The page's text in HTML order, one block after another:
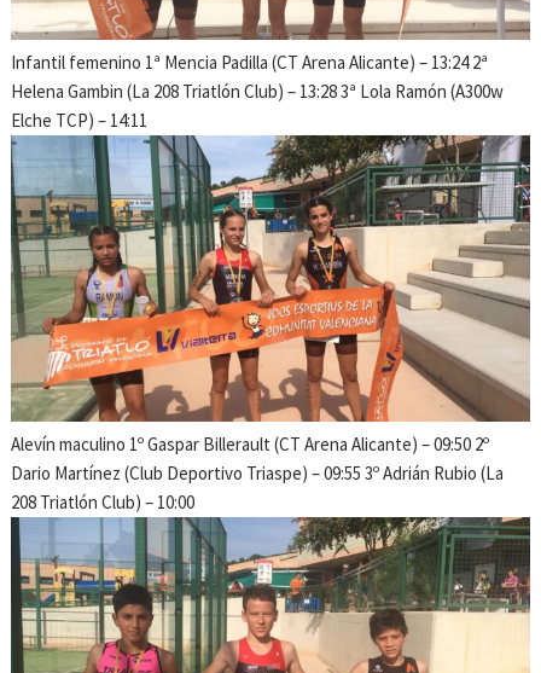
Infantil femenino 1ª Mencia Padilla (CT Arena Alicante) – 13:24 2ª
Helena Gambin (La 208 Triatlón Club) – 13:28 3ª Lola Ramón (A300w
Elche TCP) – 14:11
Alevín maculino 1º Gaspar Billerault (CT Arena Alicante) – 09:50 2º
Dario Martínez (Club Deportivo Triaspe) – 09:55 3º Adrián Rubio (La
208 Triatlón Club) – 10:00